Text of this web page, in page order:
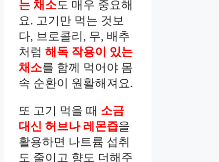
는 채소도 매우 중요해
요. 고기만 먹는 것보
다, 브로콜리, 무, 배추
처럼 해독 작용이 있는
채소를 함께 먹어야 몸
속 순환이 원활해져요.
또 고기 먹을 때 소금
대신 허브나 레몬즙을
활용하면 나트륨 섭취
도 줄이고 향도 더해주